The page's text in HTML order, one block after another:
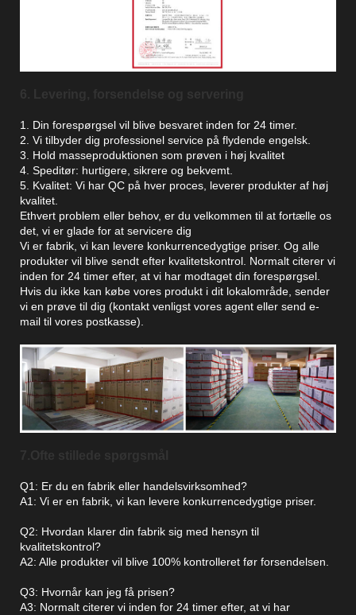
1. Din forespørgsel vil blive besvaret inden for 24 timer.
2. Vi tilbyder dig professionel service på flydende engelsk.
3. Hold masseproduktionen som prøven i høj kvalitet
4. Speditør: hurtigere, sikrere og bekvemt.
5. Kvalitet: Vi har QC på hver proces, leverer produkter af høj
kvalitet.
Ethvert problem eller behov, er du velkommen til at fortælle os
det, vi er glade for at servicere dig
Vi er fabrik, vi kan levere konkurrencedygtige priser. Og alle
produkter vil blive sendt efter kvalitetskontrol. Normalt citerer vi
inden for 24 timer efter, at vi har modtaget din forespørgsel.
Hvis du ikke kan købe vores produkt i dit lokalområde, sender
vi en prøve til dig (kontakt venligst vores agent eller send e-
mail til vores postkasse).
Q1: Er du en fabrik eller handelsvirksomhed?
A1: Vi er en fabrik, vi kan levere konkurrencedygtige priser.
Q2: Hvordan klarer din fabrik sig med hensyn til
kvalitetskontrol?
A2: Alle produkter vil blive 100% kontrolleret før forsendelsen.
Q3: Hvornår kan jeg få prisen?
A3: Normalt citerer vi inden for 24 timer efter, at vi har